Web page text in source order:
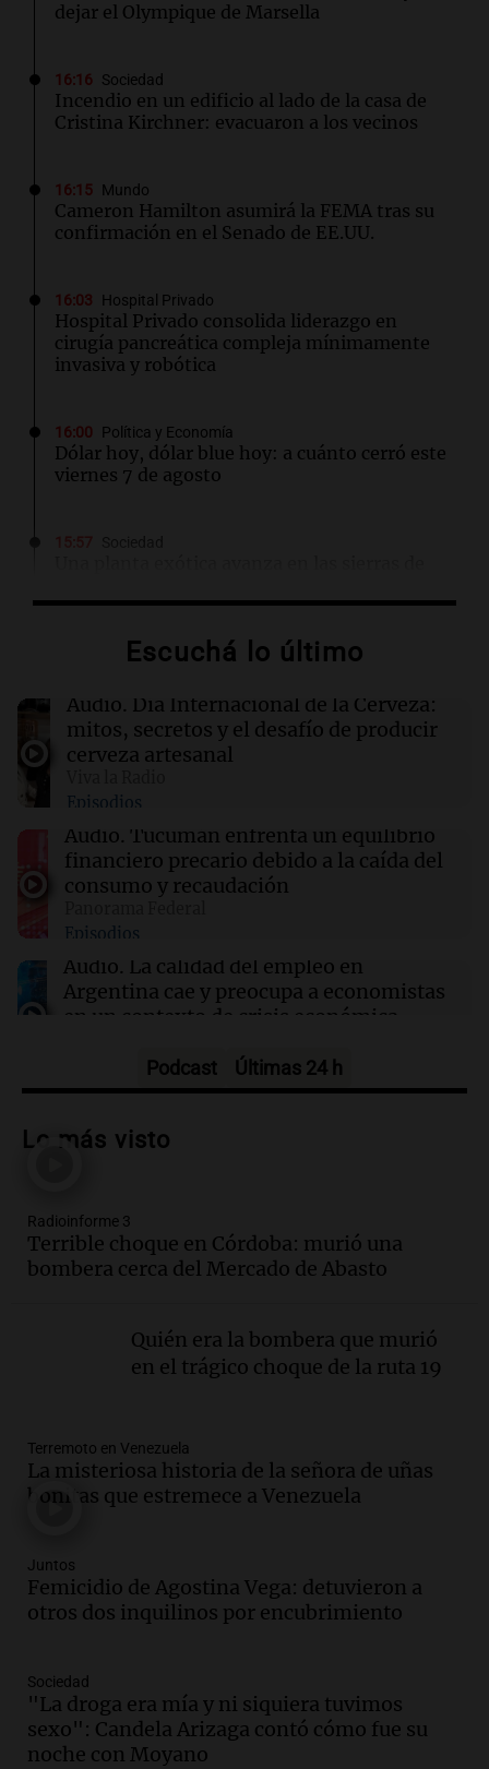
dejar el Olympique de Marsella
16:16 Sociedad
Incendio en un edificio al lado de la casa de
Cristina Kirchner: evacuaron a los vecinos
16:15 Mundo
Cameron Hamilton asumirá la FEMA tras su
confirmación en el Senado de EE.UU.
16:03 Hospital Privado
Hospital Privado consolida liderazgo en
cirugía pancreática compleja mínimamente
invasiva y robótica
16:00 Política y Economía
Dólar hoy, dólar blue hoy: a cuánto cerró este
viernes 7 de agosto
Mundo
en base militar por posible hallazgo de
desaparecidos
Consejos para un césped saludable: cómo
deshacerse de la paja en tu jardín
15:43 Femicidio de Agostina
femicidio de Agostina y qué se investiga sobre
ellos
Escuchá lo último
Audio. Día Internacional de la Cerveza:
mitos, secretos y el desafío de producir
cerveza artesanal
Episodios
Audio. Tucumán enfrenta un equilibrio
financiero precario debido a la caída del
consumo y recaudación
Episodios
Audio. La calidad del empleo en
Argentina cae y preocupa a economistas
en un contexto de crisis económica
Audio.Audiencia por tragedia vial en
teléfono de Óscar González
Audio.Solicitan quiebra de Lebron
Group en medio de una investigación
por estafa piramidal millonaria
Detienen a pareja en Alderete por
venta de medicamentos controlados
Episodios
Audio.El alzobispo García Cueva llama a
la clase dirigente a abordar problemas
Panorama Federal
Episodios
Audio.La inflación en Buenos Aires
incertidumbre sobre el IPC nacional
Panorama Federal
Episodios
Audio. Descuentos de hasta 700.000
Podcast Últimas 24 h
Lo más visto
Radioinforme 3
Terrible choque en Córdoba: murió una
bombera cerca del Mercado de Abasto
Quién era la bombera que murió
en el trágico choque de la ruta 19
Terremoto en Venezuela
La misteriosa historia de la señora de uñas
bonitas que estremece a Venezuela
Juntos
Femicidio de Agostina Vega: detuvieron a
otros dos inquilinos por encubrimiento
Sociedad
"La droga era mía y ni siquiera tuvimos
sexo": Candela Arizaga contó cómo fue su
noche con Moyano